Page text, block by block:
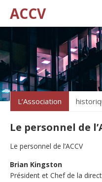
ACCV
L’Association
Le personnel de
Le personnel de l’ACCV
Brian Kingston
Président et Chef de la